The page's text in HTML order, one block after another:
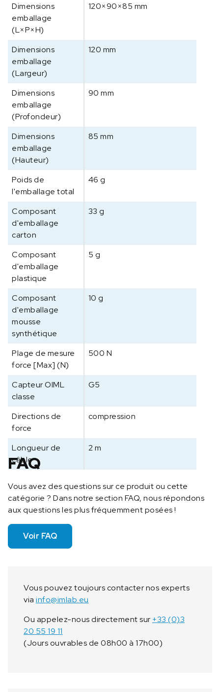
f
o
r
c
e
C
O
5
0
-
Y
,
C
h
a
e
n
o
m
i
n
a
l
e
5
0
k
g
/
5
0
N
Dimensions
emballage
(L×P×H)
120×90×85 mm
Dimensions
emballage
(Largeur)
120 mm
Dimensions
emballage
(Profondeur)
90 mm
Dimensions
emballage
(Hauteur)
85 mm
Poids de
l'emballage total
46 g
Composant
d'emballage
carton
33 g
Composant
d'emballage
plastique
5 g
Composant
d'emballage
mousse
synthétique
10 g
Plage de mesure
force [Max] (N)
500 N
Capteur OIML
classe
G5
Directions de
force
compression
Longueur de
câble
2 m
FAQ
Vous avez des questions sur ce produit ou cette
catégorie ? Dans notre section FAQ, nous répondons
aux questions les plus fréquemment posées !
Voir FAQ
Vous pouvez toujours contacter nos experts
via info@imlab.eu
Ou appelez-nous directement sur +33 (0)3
20 55 19 11
(Jours ouvrables de 08h00 à 17h00)